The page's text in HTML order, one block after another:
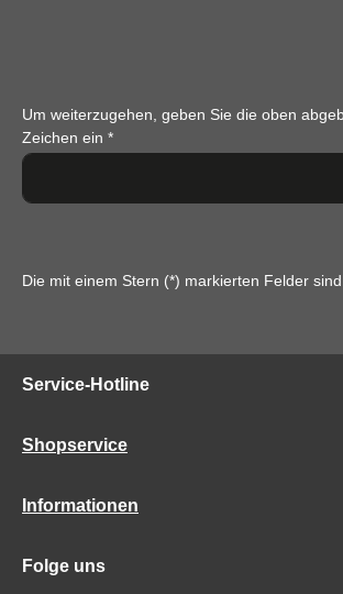
Um weiterzugehen, geben Sie die oben
Zeichen ein *
Die mit einem Stern (*) markierten Felder sind
Service-Hotline
Shopservice
Informationen
Folge uns